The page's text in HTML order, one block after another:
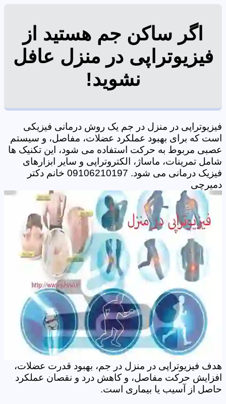
اگر ساکن جم هستید از
فیزیوتراپی در منزل عافل
نشوید!
فیزیوتراپی در منزل در جم یک روش درمانی فیزیکی
است که برای بهبود عملکرد عضلات، مفاصل، و سیستم
عصبی مربوط به حرکت استفاده می شود، این تکنیک ها
شامل تمرینات، ماساژ، الکتروتراپی و سایر ابزارهای
فیزیک درمانی می شود. 09106210197 خانم دکتر
دمیرچی
هدف فیزیوتراپی در منزل در جم، بهبود قدرت عضلات،
افزایش حرکت مفاصل، و کاهش درد و نقصان عملکرد
حاصل از آسیب یا بیماری است.